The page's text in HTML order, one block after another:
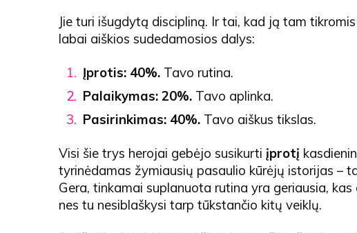
Jie turi išugdytą discipliną. Ir tai, kad ją tam
labai aiškios sudedamosios dalys:
Įprotis: 40%.Tavo rutina.
Palaikymas: 20%.Tavo aplinka.
Pasirinkimas: 40%. Tavo aiškus tikslas.
Visi šie trys herojai gebėjo susikurti įprotį
tyrinėdamas žymiausių pasaulio kūrėjų istorijas –
Gera, tinkamai suplanuota rutina yra geriausia,
nes tu nesiblaškysi tarp tūkstančio kitų veiklų.